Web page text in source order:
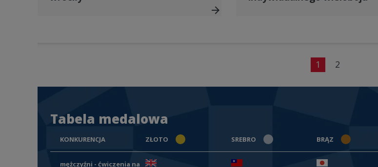
arrow_forward
1 2
Tabela medalowa
KONKURENCJA ZŁOTO SREBRO BRĄZ
mężczyźni - ćwiczenia na